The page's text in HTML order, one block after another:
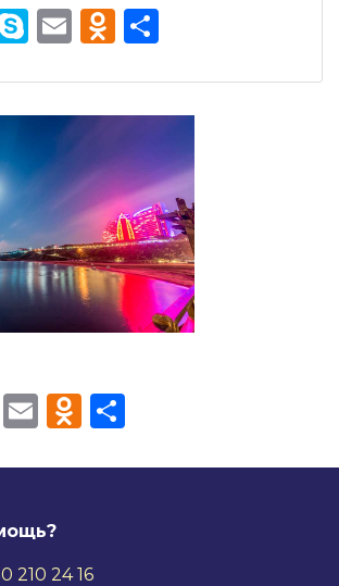
Skype
Email
Skype
EmailOdnoklassniki
210 24 16